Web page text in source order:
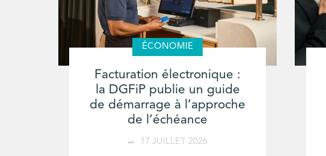
ÉCONOMIE
Facturation électronique :
la DGFiP publie un guide
de démarrage à l’approche
de l’échéance
17 JUILLET 2026